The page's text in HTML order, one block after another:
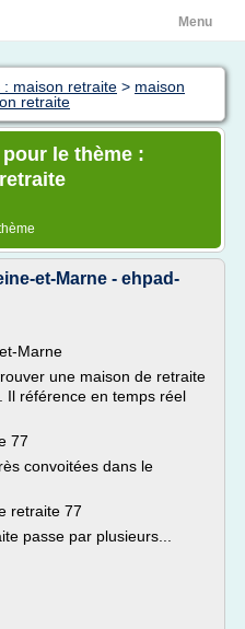
Menu
maison retraite > maison
retraite
le thème :
et-Marne - ehpad-
Marne
une maison de retraite
Il référence en temps réel
77
convoitées dans le
retraite 77
passe par plusieurs...